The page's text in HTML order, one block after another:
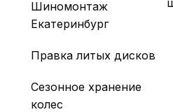
Шиномонтаж
Екатеринбург
Правка литых дисков
Сезонное хранение
колес